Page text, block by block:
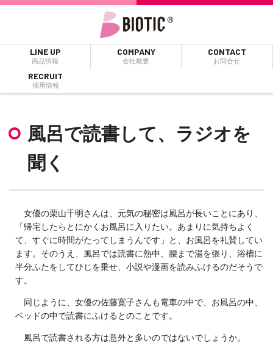
LINE UP
商品情報
COMPANY
会社概要
CONTACT
お問合せ
RECRUIT
採用情報
風呂で読書して、ラジオを
聞く
女優の栗山千明さんは、元気の秘密は風呂が長いことにあり、
「帰宅したらとにかくお風呂に入りたい。あまりに気持ちよく
て、すぐに時間がたってしまうんです」と、お風呂を礼賛してい
ます。そのうえ、風呂では読書に熱中、腰まで湯を張り、浴槽に
半分ふたをしてひじを乗せ、小説や漫画を読みふけるのだそうで
す。
同じように、女優の佐藤寛子さんも電車の中で、お風呂の中、
ベッドの中で読書にふけるとのことです。
風呂で読書される方は意外と多いのではないでしょうか。